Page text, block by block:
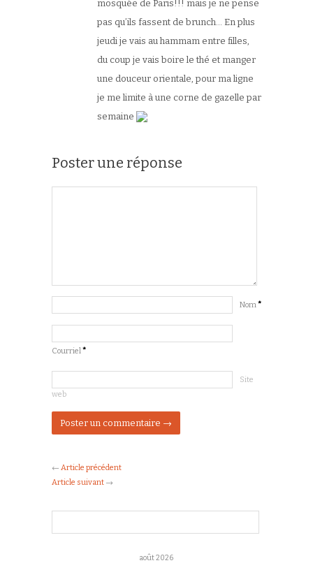
mosquée de Paris!!! mais je ne pense
pas qu’ils fassent de brunch… En plus
jeudi je vais au hammam entre filles,
du coup je vais boire le thé et manger
une douceur orientale, pour ma ligne
je me limite à une corne de gazelle par
semaine
Poster une réponse
Nom*
Courriel*
Site
web
← Article précédent
Article suivant →
août 2026